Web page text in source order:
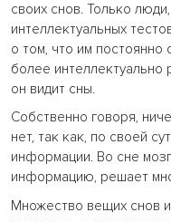
своих снов. Только
интеллектуальных
о том, что им постоянно
более интеллектуально
он видит сны.
Собственно говоря,
нет, так как, по своей
информации. Во сне
информацию, решает
Множество вещих снов